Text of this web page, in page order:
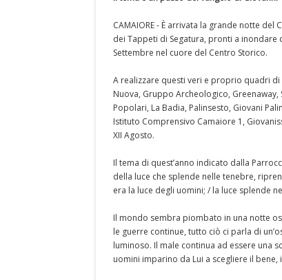
CAMAIORE - È arrivata la grande notte
dei Tappeti di Segatura, pronti a inondare
Settembre nel cuore del Centro Storico.
A realizzare questi veri e proprio quadri
Nuova, Gruppo Archeologico, Greenaway,
Popolari, La Badia, Palinsesto, Giovani
Istituto Comprensivo Camaiore 1,
XII Agosto.
Il tema di quest’anno indicato dalla
della luce che splende nelle tenebre,
era la luce degli uomini; / la luce splende
Il mondo sembra piombato in una notte
le guerre continue, tutto ciò ci parla di
luminoso. Il male continua ad essere una
uomini imparino da Lui a scegliere il bene,